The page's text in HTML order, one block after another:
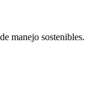
manejo sostenibles.